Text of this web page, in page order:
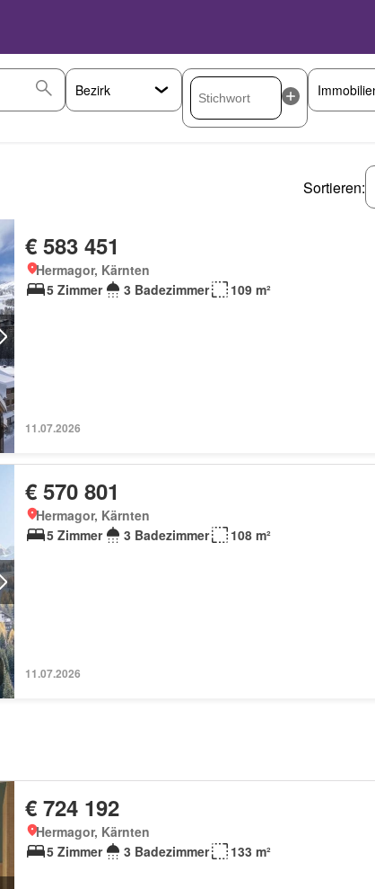
Sortieren:
€ 583 451
Hermagor, Kärnten
5 Zimmer
3 Badezimmer 109 m²
11.07.2026
€ 570 801
Hermagor, Kärnten
5 Zimmer
3 Badezimmer 108 m²
11.07.2026
€ 724 192
Hermagor, Kärnten
5 Zimmer
3 Badezimmer 133 m²